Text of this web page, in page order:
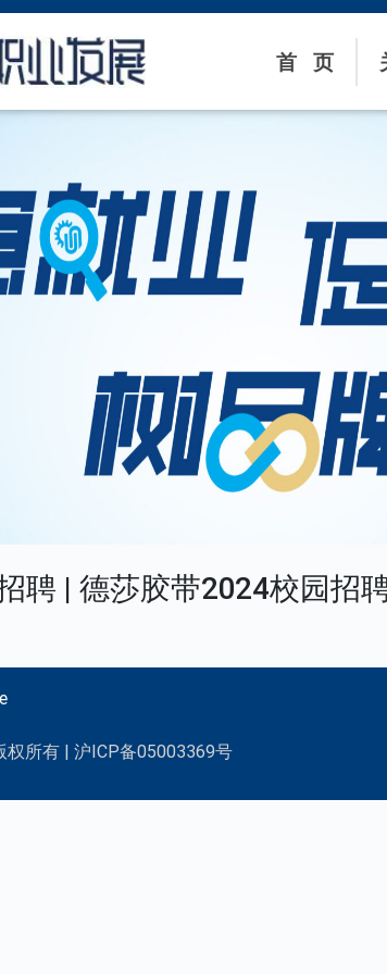
首 页
聘 | 德莎胶带2024校园招
所有 | 沪ICP备05003369号